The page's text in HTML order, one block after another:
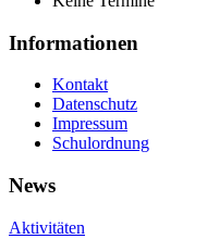
Informationen
Kontakt
Datenschutz
Impressum
Schulordnung
News
Aktivitäten